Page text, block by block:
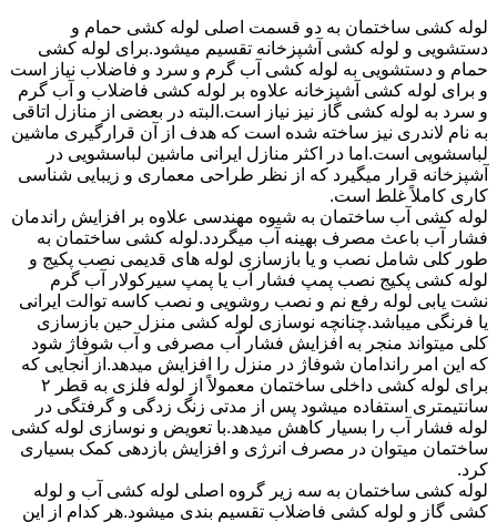
لوله کشی ساختمان به دو قسمت اصلی لوله کشی حمام و
دستشویی و لوله کشی آشپزخانه تقسیم میشود.برای لوله کشی
حمام و دستشویی به لوله کشی آب گرم و سرد و فاضلاب نیاز است
و برای لوله کشی آشپزخانه علاوه بر لوله کشی فاضلاب و آب گرم
و سرد به لوله کشی گاز نیز نیاز است.البته در بعضی از منازل اتاقی
به نام لاندری نیز ساخته شده است که هدف از آن قرارگیری ماشین
لباسشویی است.اما در اکثر منازل ایرانی ماشین لباسشویی در
آشپزخانه قرار میگیرد که از نظر طراحی معماری و زیبایی شناسی
کاری کاملاً غلط است.
لوله کشی آب ساختمان به شیوه مهندسی علاوه بر افزایش راندمان
فشار آب باعث مصرف بهینه آب میگردد.لوله کشی ساختمان به
طور کلی شامل نصب و یا بازسازی لوله های قدیمی نصب پکیج و
لوله کشی پکیج نصب پمپ فشار آب یا پمپ سیرکولار آب گرم
نشت یابی لوله رفع نم و نصب روشویی و نصب کاسه توالت ایرانی
یا فرنگی میباشد.چنانچه نوسازی لوله کشی منزل حین بازسازی
کلی میتواند منجر به افزایش فشار آب مصرفی و آب شوفاژ شود
که این امر راندامان شوفاژ در منزل را افزایش میدهد.از آنجایی که
برای لوله کشی داخلی ساختمان معمولاً از لوله فلزی به قطر ۲
سانتیمتری استفاده میشود پس از مدتی زنگ زدگی و گرفتگی در
لوله فشار آب را بسیار کاهش میدهد.با تعویض و نوسازی لوله کشی
ساختمان میتوان در مصرف انرژی و افزایش بازدهی کمک بسیاری
کرد.
لوله کشی ساختمان به سه زیر گروه اصلی لوله کشی آب و لوله
کشی گاز و لوله کشی فاضلاب تقسیم بندی میشود.هر کدام از این